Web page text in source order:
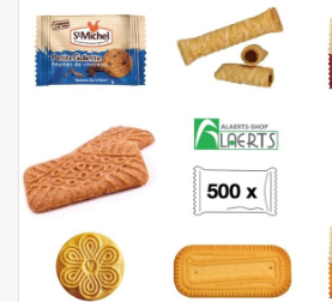
Aperitiefkoekjes
Snoeppot-Snoep
Kassarollen